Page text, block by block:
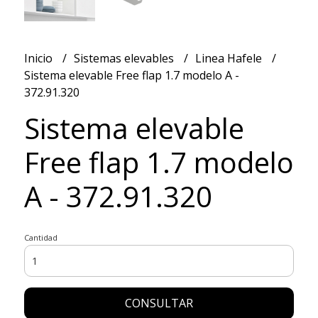
Inicio Sistemas elevables
Linea Hafele
Sistema elevable Free flap 1.7 modelo A -
372.91.320
Sistema elevable
Free flap 1.7 modelo
A - 372.91.320
Cantidad
CONSULTAR